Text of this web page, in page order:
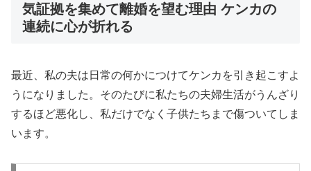
気証拠を集めて離婚を望む理由 ケンカの
連続に心が折れる
最近、私の夫は日常の何かにつけてケンカを引き起こすよ
うになりました。そのたびに私たちの夫婦生活がうんざり
するほど悪化し、私だけでなく子供たちまで傷ついてしま
います。